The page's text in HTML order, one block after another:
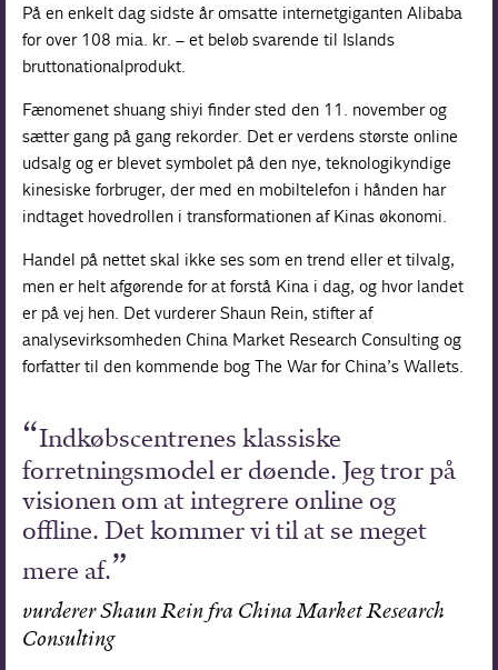
På en enkelt dag sidste år omsatte internetgiganten Alibaba
for over 108 mia. kr. – et beløb svarende til Islands
bruttonationalprodukt.
Fænomenet shuang shiyi finder sted den 11. november og
sætter gang på gang rekorder. Det er verdens største online
udsalg og er blevet symbolet på den nye, teknologikyndige
kinesiske forbruger, der med en mobiltelefon i hånden har
indtaget hovedrollen i transformationen af Kinas økonomi.
Handel på nettet skal ikke ses som en trend eller et tilvalg,
men er helt afgørende for at forstå Kina i dag, og hvor landet
er på vej hen. Det vurderer Shaun Rein, stifter af
analysevirksomheden China Market Research Consulting og
forfatter til den kommende bog The War for China’s Wallets.
Indkøbscentrenes klassiske
forretningsmodel er døende. Jeg tror på
visionen om at integrere online og
offline. Det kommer vi til at se meget
mere af.
vurderer Shaun Rein fra China Market Research
Consulting